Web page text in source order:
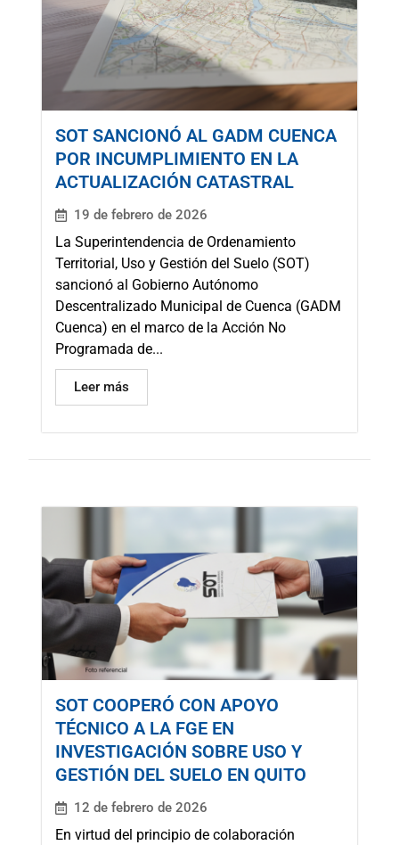
SOT SANCIONÓ AL GADM CUENCA
POR INCUMPLIMIENTO EN LA
ACTUALIZACIÓN CATASTRAL
19 de febrero de 2026
La Superintendencia de Ordenamiento
Territorial, Uso y Gestión del Suelo (SOT)
sancionó al Gobierno Autónomo
Descentralizado Municipal de Cuenca (GADM
Cuenca) en el marco de la Acción No
Programada de...
Leer más
SOT COOPERÓ CON APOYO
TÉCNICO A LA FGE EN
INVESTIGACIÓN SOBRE USO Y
GESTIÓN DEL SUELO EN QUITO
12 de febrero de 2026
En virtud del principio de colaboración